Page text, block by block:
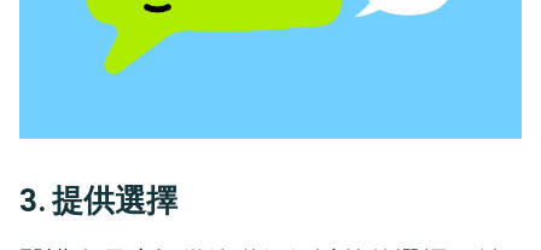
3. 提供選擇